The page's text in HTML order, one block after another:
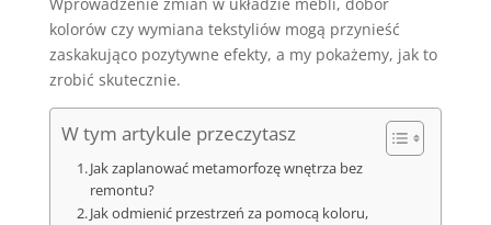
kolorów czy wymiana tekstyliów mogą przynieść
zaskakująco pozytywne efekty, a my pokażemy, jak to
zrobić skutecznie.
W tym artykule przeczytasz
Jak zaplanować metamorfozę wnętrza bez
remontu?
Jak odmienić przestrzeń za pomocą koloru,